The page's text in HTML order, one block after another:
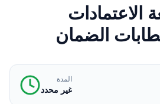
الضمان
المدة
غير محدد